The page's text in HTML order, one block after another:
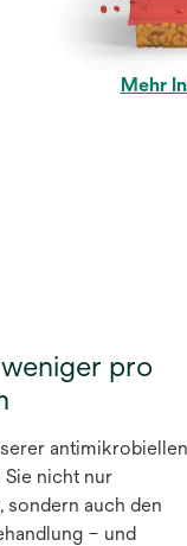
Mehr
wird
pro
antimikrobiellen
nicht nur
auch den
– und